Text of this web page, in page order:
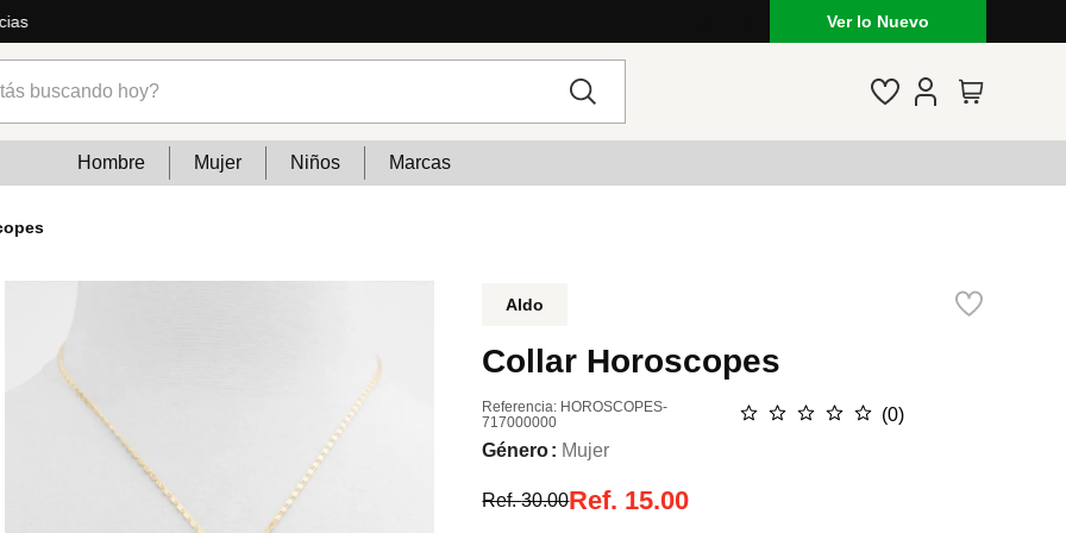
Ver lo Nuevo
Hombre Mujer Niños Marcas
Aldo
Collar Horoscopes
Referencia: HOROSCOPES-
717000000
☆ ☆ ☆ ☆ ☆ (0)
Género
Mujer
Ref.30.00Ref. 15.00